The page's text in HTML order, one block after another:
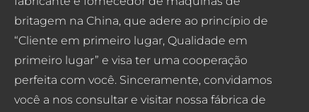
britagem na China, que adere ao princípio de
“Cliente em primeiro lugar, Qualidade em
primeiro lugar” e visa ter uma cooperação
perfeita com você. Sinceramente, convidamos
você a nos consultar e visitar nossa fábrica de